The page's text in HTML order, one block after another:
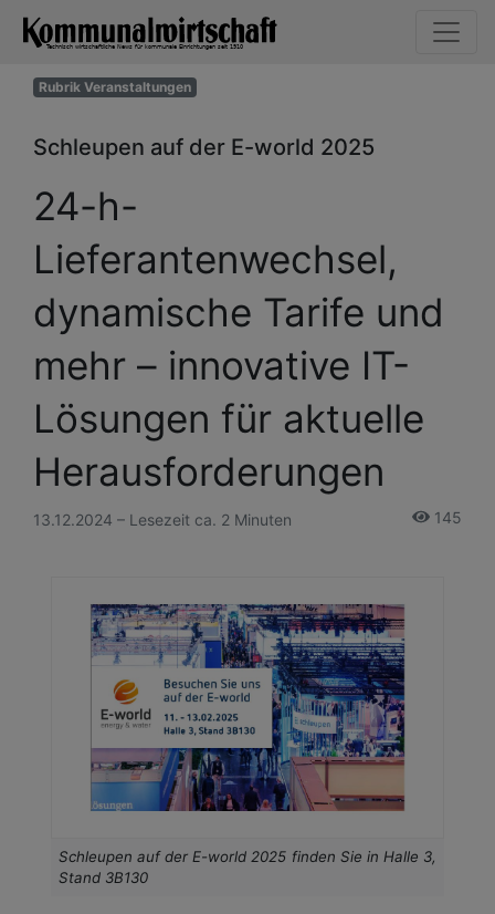
Rubrik Veranstaltungen
Schleupen auf der E-world 2025
24-h-
Lieferantenwechsel,
dynamische Tarife und
mehr – innovative IT-
Lösungen für aktuelle
Herausforderungen
13.12.2024 – Lesezeit ca. 2 Minuten 145
Schleupen auf der E-world 2025 finden Sie in Halle 3,
Stand 3B130